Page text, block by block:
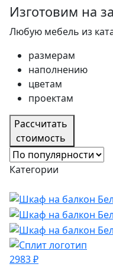
Изготовим на
Любую мебель из
размерам
наполнению
цветам
проектам
Рассчитать
стоимость
Категории
2983 ₽